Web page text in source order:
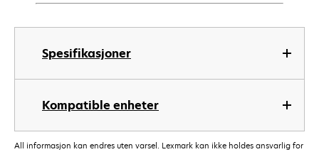
Spesifikasjoner
Kompatible enheter
All informasjon kan endres uten varsel. Lexmark kan ikke holdes ansvarlig for